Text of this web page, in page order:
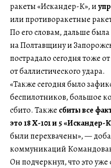
ракеты «Искандер-К», и
или противоракетные
По его словам, дальше
на Полтавщину и
пострадало сегодня тоже
от баллистического удара.
«Также сегодня было
беспилотников, большое
сбито. Также сбиты все
это 18 Х-101 и 5 «Искандер-
были перехвачены», —
коммуникаций
Он подчеркнул, что это